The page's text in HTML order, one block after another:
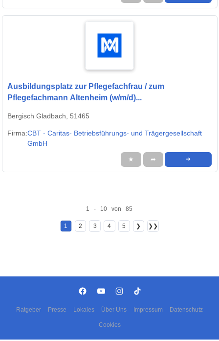
Ausbildungsplatz zur Pflegefachfrau / zum
Pflegefachmann Altenheim (w/m/d)...
Bergisch Gladbach, 51465
Firma:CBT - Caritas- Betriebsführungs- und Trägergesellschaft
GmbH
★ ➦ ➜
1 - 10 von 85
1 2 3 4 5 ❯ ❯❯
Ratgeber Presse Lokales Über Uns Impressum Datenschutz
Cookies